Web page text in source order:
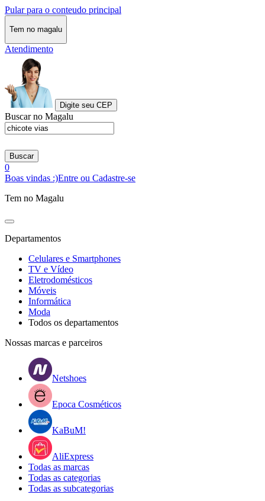
Pular para o conteudo principal
Tem no magalu
Atendimento
Digite seu CEP
Buscar no Magalu
Buscar
0
Boas vindas :)Entre ou Cadastre-se
Tem no Magalu
Departamentos
Celulares e Smartphones
TV e Vídeo
Eletrodomésticos
Móveis
Informática
Moda
Todos os departamentos
Nossas marcas e parceiros
Netshoes
Epoca Cosméticos
KaBuM!
AliExpress
Todas as marcas
Todas as categorias
Todas as subcategorias